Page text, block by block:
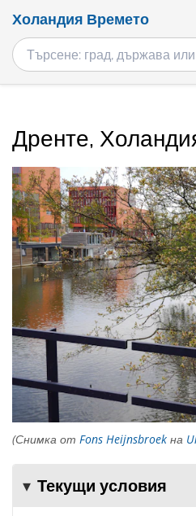
Холандия Времето
Дренте,
(Снимка от Fons Heijnsbroek на
Текущи условия